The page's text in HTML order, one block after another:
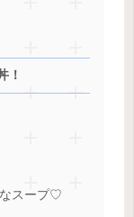
！
スープ♡